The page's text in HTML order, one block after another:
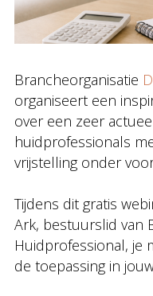
Brancheorganisatie
organiseert een
over een zeer
huidprofessionals
vrijstelling onder
Tijdens dit gratis
Ark, bestuurslid van
Huidprofessional, je
de toepassing in